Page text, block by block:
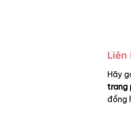
Liên
Hãy
trang
đồng